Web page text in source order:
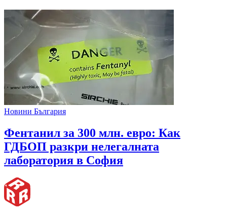
Новини България
Фентанил за 300 млн. евро: Как
ГДБОП разкри нелегалната
лаборатория в София